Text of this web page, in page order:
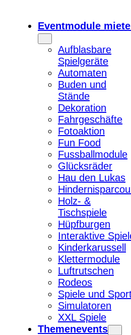
Eventmodule
Aufblasbare
Spielgeräte
Automaten
Buden und
Stände
Dekoration
Fahrgeschäfte
Fotoaktion
Fun Food
Fussballmodule
Glücksräder
Hau den Lukas
Holz- &
Tischspiele
Hüpfburgen
Interaktive
Kinderkarussell
Klettermodule
Luftrutschen
Rodeos
Spiele und
Simulatoren
XXL Spiele
Themenevents